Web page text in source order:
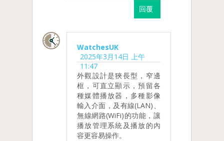
回覆
WatchesUK
2025年3月14日 上午
11:47
外觀設計是狹長型，窄邊
框，可直立顯示，預留各
種媒體播放器，多種影像
輸入介面，及有線(LAN)、
無線網路(WiFi)的功能，讓
播放管理系統及播放的內
容更容易操作。